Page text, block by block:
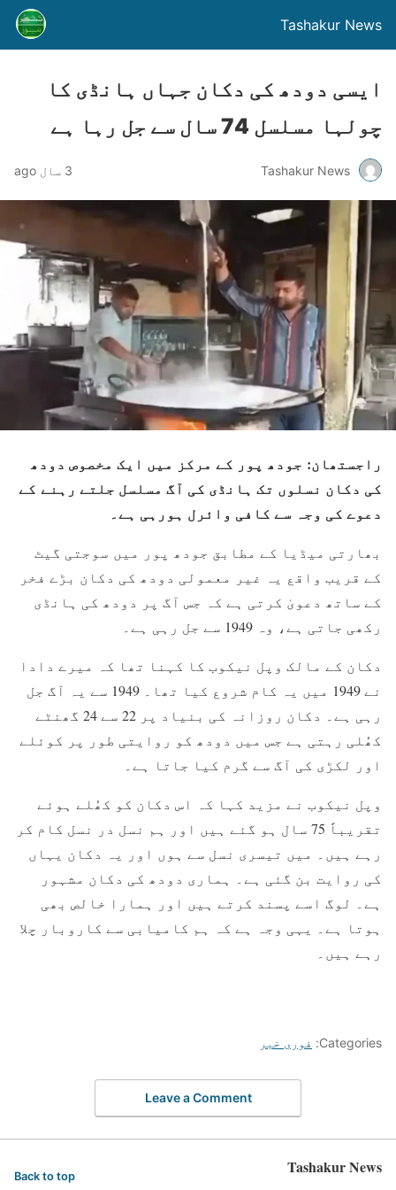
Tashakur News
ایسی دودھ کی دکان جہاں ہانڈی کا
چولہا مسلسل 74 سال سے جل رہا ہے
Tashakur News 3 سال ago
راجستھان: جودھ پور کے مرکز میں ایک مخصوص دودھ
کی دکان نسلوں تک ہانڈی کی آگ مسلسل جلتے رہنے کے
دعوے کی وجہ سے کافی وائرل ہورہی ہے۔
بھارتی میڈیا کے مطابق جودھ پور میں سوجتی گیٹ
کے قریب واقع یہ غیر معمولی دودھ کی دکان بڑے فخر
کے ساتھ دعویٰ کرتی ہے کہ جس آگ پر دودھ کی ہانڈی
رکھی جاتی ہے، وہ 1949 سے جل رہی ہے۔
دکان کے مالک وپل نیکوب کا کہنا تھا کہ میرے دادا
نے 1949 میں یہ کام شروع کیا تھا۔ 1949 سے یہ آگ جل
رہی ہے۔ دکان روزانہ کی بنیاد پر 22 سے 24 گھنٹے
کھُلی رہتی ہے جس میں دودھ کو روایتی طور پر کوئلے
اور لکڑی کی آگ سے گرم کیا جاتا ہے۔
وپل نیکوب نے مزید کہا کہ اس دکان کو کھُلے ہوئے
تقریباً 75 سال ہو گئے ہیں اور ہم نسل در نسل کام کر
رہے ہیں۔ میں تیسری نسل سے ہوں اور یہ دکان یہاں
کی روایت بن گئی ہے۔ ہماری دودھ کی دکان مشہور
ہے۔ لوگ اسے پسند کرتے ہیں اور ہمارا خالص بھی
ہوتا ہے۔ یہی وجہ ہے کہ ہم کامیابی سے کاروبار چلا
رہے ہیں۔
Categories: فوری خبر
Leave a Comment
Tashakur News
Back to top